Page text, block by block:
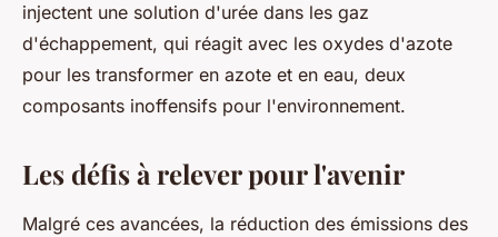
injectent une solution d'urée dans les gaz
d'échappement, qui réagit avec les oxydes d'azote
pour les transformer en azote et en eau, deux
composants inoffensifs pour l'environnement.
Les défis à relever pour l'avenir
Malgré ces avancées, la réduction des émissions des